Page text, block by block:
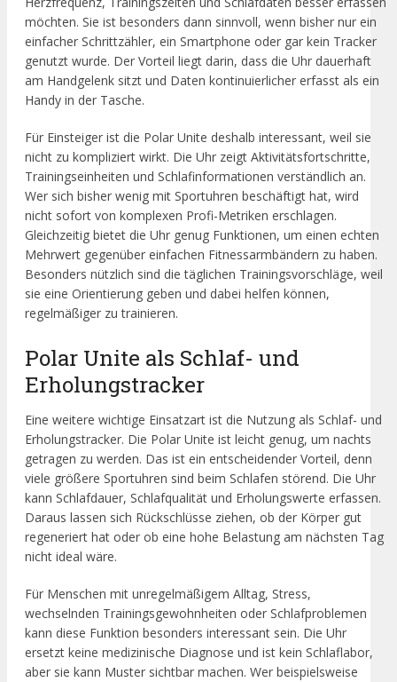
möchten. Sie ist besonders dann sinnvoll, wenn bisher nur ein
einfacher Schrittzähler, ein Smartphone oder gar kein Tracker
genutzt wurde. Der Vorteil liegt darin, dass die Uhr dauerhaft
am Handgelenk sitzt und Daten kontinuierlicher erfasst als ein
Handy in der Tasche.
Für Einsteiger ist die Polar Unite deshalb interessant, weil sie
nicht zu kompliziert wirkt. Die Uhr zeigt Aktivitätsfortschritte,
Trainingseinheiten und Schlafinformationen verständlich an.
Wer sich bisher wenig mit Sportuhren beschäftigt hat, wird
nicht sofort von komplexen Profi-Metriken erschlagen.
Gleichzeitig bietet die Uhr genug Funktionen, um einen echten
Mehrwert gegenüber einfachen Fitnessarmbändern zu haben.
Besonders nützlich sind die täglichen Trainingsvorschläge, weil
sie eine Orientierung geben und dabei helfen können,
regelmäßiger zu trainieren.
Polar Unite als Schlaf- und
Erholungstracker
Eine weitere wichtige Einsatzart ist die Nutzung als Schlaf- und
Erholungstracker. Die Polar Unite ist leicht genug, um nachts
getragen zu werden. Das ist ein entscheidender Vorteil, denn
viele größere Sportuhren sind beim Schlafen störend. Die Uhr
kann Schlafdauer, Schlafqualität und Erholungswerte erfassen.
Daraus lassen sich Rückschlüsse ziehen, ob der Körper gut
regeneriert hat oder ob eine hohe Belastung am nächsten Tag
nicht ideal wäre.
Für Menschen mit unregelmäßigem Alltag, Stress,
wechselnden Trainingsgewohnheiten oder Schlafproblemen
kann diese Funktion besonders interessant sein. Die Uhr
ersetzt keine medizinische Diagnose und ist kein Schlaflabor,
aber sie kann Muster sichtbar machen. Wer beispielsweise